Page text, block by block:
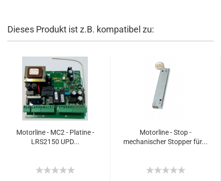
Dieses Produkt ist z.B. kompatibel zu:
Motorline - MC2 - Platine -
LRS2150 UPD...
Motorline - Stop -
mechanischer Stopper für...